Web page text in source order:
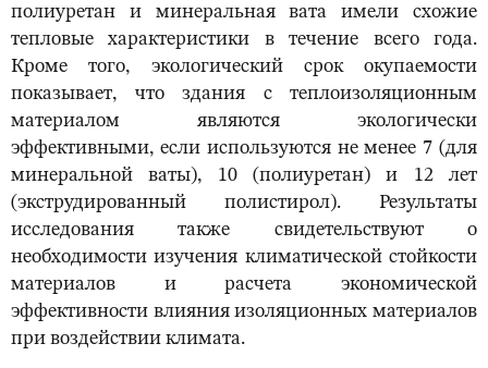
полиуретан и минеральная вата имели схожие
тепловые характеристики в течение всего года.
Кроме того, экологический срок окупаемости
показывает, что здания с теплоизоляционным
материалом являются экологически
эффективными, если используются не менее 7 (для
минеральной ваты), 10 (полиуретан) и 12 лет
(экструдированный полистирол). Результаты
исследования также свидетельствуют о
необходимости изучения климатической стойкости
материалов и расчета экономической
эффективности влияния изоляционных материалов
при воздействии климата.